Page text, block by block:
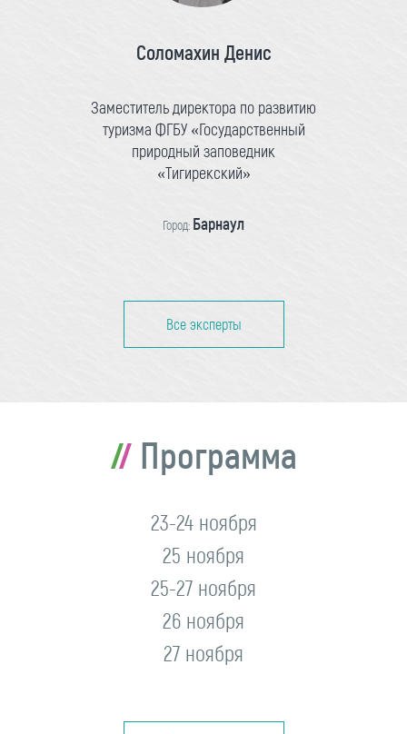
Соломахин Денис
Заместитель директора по развитию
туризма ФГБУ «Государственный
природный заповедник
«Тигирекский»
Город: Барнаул
Все эксперты
Программа
23-24 ноября
25 ноября
25-27 ноября
26 ноября
27 ноября